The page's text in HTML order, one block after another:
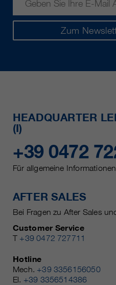
Zum
HEADQUARTER
(I)
+39 0472
Für allgemeine Informationen
AFTER SALES
Bei Fragen zu After Sales
Customer Service
T +39 0472 727711
Hotline
Mech. +39 3356156050
El. +39 3356514386